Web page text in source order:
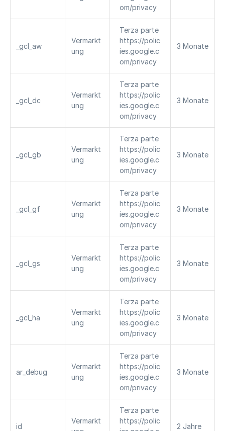
om/privacy
_gcl_aw
Vermarkt
ung
Terza parte
https://polic
ies.google.c
om/privacy
3 Monate
_gcl_dc
Vermarkt
ung
Terza parte
https://polic
ies.google.c
om/privacy
3 Monate
_gcl_gb
Vermarkt
ung
Terza parte
https://polic
ies.google.c
om/privacy
3 Monate
_gcl_gf
Vermarkt
ung
Terza parte
https://polic
ies.google.c
om/privacy
3 Monate
_gcl_gs
Vermarkt
ung
Terza parte
https://polic
ies.google.c
om/privacy
3 Monate
_gcl_ha
Vermarkt
ung
Terza parte
https://polic
ies.google.c
om/privacy
3 Monate
ar_debug
Vermarkt
ung
Terza parte
https://polic
ies.google.c
om/privacy
3 Monate
id
Vermarkt
Terza parte
https://polic
2 Jahre